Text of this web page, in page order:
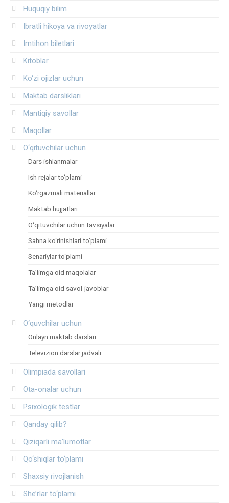
Huquqiy bilim
Ibratli hikoya va rivoyatlar
Imtihon biletlari
Kitoblar
Ko‘zi ojizlar uchun
Maktab darsliklari
Mantiqiy savollar
Maqollar
O‘qituvchilar uchun
Dars ishlanmalar
Ish rejalar to‘plami
Ko‘rgazmali materiallar
Maktab hujjatlari
O‘qituvchilar uchun tavsiyalar
Sahna ko‘rinishlari to‘plami
Senariylar to‘plami
Ta’limga oid maqolalar
Ta’limga oid savol-javoblar
Yangi metodlar
O‘quvchilar uchun
Onlayn maktab darslari
Televizion darslar jadvali
Olimpiada savollari
Ota-onalar uchun
Psixologik testlar
Qanday qilib?
Qiziqarli ma’lumotlar
Qo‘shiqlar to‘plami
Shaxsiy rivojlanish
She’rlar to‘plami